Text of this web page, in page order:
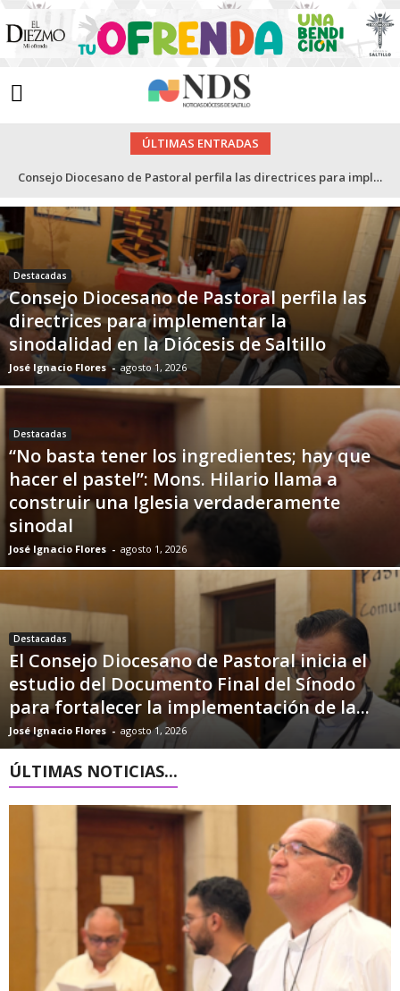
ÚLTIMAS ENTRADAS
Consejo Diocesano de Pastoral perfila las directrices para implementar la sinodalidad en la Diócesis de Saltillo
Destacadas
Consejo Diocesano de Pastoral perfila las
directrices para implementar la
sinodalidad en la Diócesis de Saltillo
José Ignacio Flores - agosto 1, 2026
Destacadas
“No basta tener los ingredientes; hay que
hacer el pastel”: Mons. Hilario llama a
construir una Iglesia verdaderamente
sinodal
José Ignacio Flores - agosto 1, 2026
Destacadas
El Consejo Diocesano de Pastoral inicia el
estudio del Documento Final del Sínodo
para fortalecer la implementación de la...
José Ignacio Flores - agosto 1, 2026
ÚLTIMAS NOTICIAS...